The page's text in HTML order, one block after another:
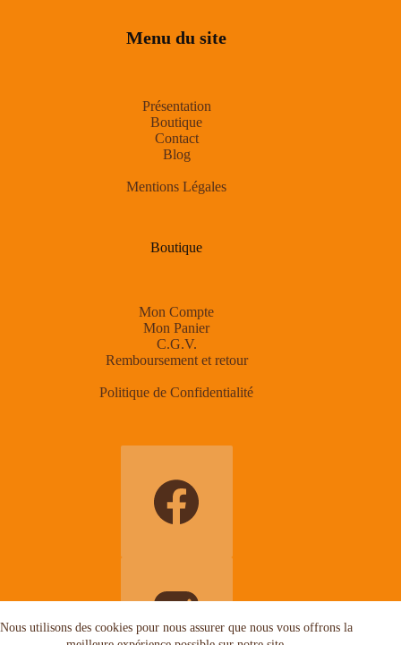
Nous utilisons des cookies pour nous assurer que nous vous offrons la
Menu du site
Présentation
Boutique
Contact
Blog
Mentions Légales
Boutique
Mon Compte
Mon Panier
C.G.V.
Remboursement et retour
Politique de Confidentialité